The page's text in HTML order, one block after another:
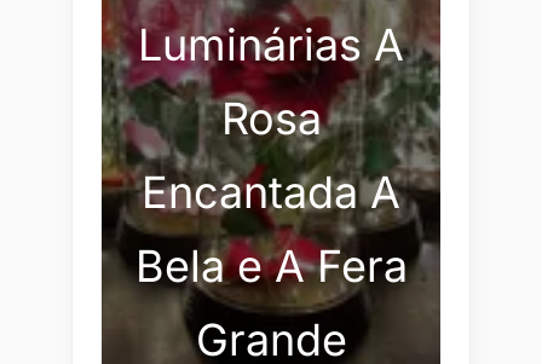
Luminárias A
Rosa
Encantada A
Bela e A Fera
Grande